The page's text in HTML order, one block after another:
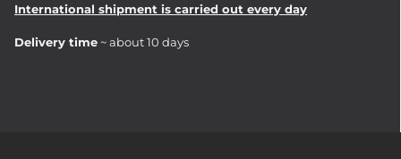
International shipment is carried out every day
Delivery time ~ about 10 days